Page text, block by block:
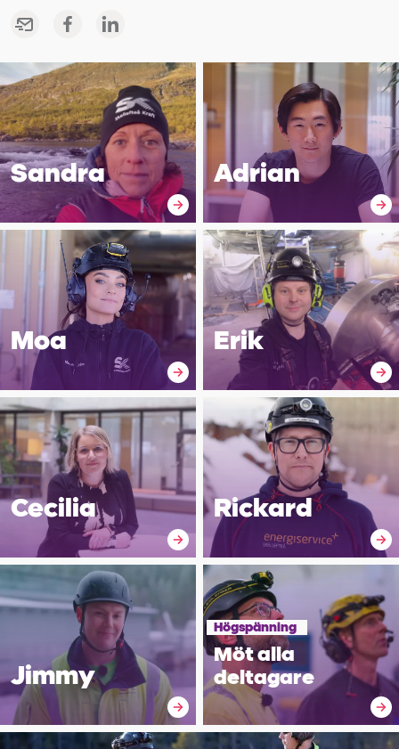
Sandra Adrian
Moa Erik
Cecilia Rickard
Jimmy
Högspänning
Möt alla
deltagare